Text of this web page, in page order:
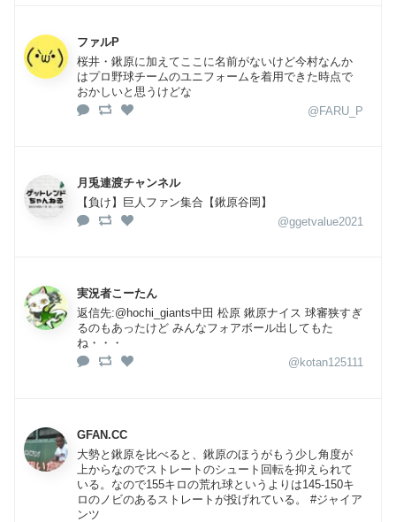
ファルP
桜井・鍬原に加えてここに名前がないけど今村なんか
はプロ野球チームのユニフォームを着用できた時点で
おかしいと思うけどな
@FARU_P
月兎連渡チャンネル
【負け】巨人ファン集合【鍬原谷岡】
@ggetvalue2021
実況者こーたん
返信先:@hochi_giants中田 松原 鍬原ナイス 球審狭すぎ
るのもあったけど みんなフォアボール出してもた
ね・・・
@kotan125111
GFAN.CC
大勢と鍬原を比べると、鍬原のほうがもう少し角度が
上からなのでストレートのシュート回転を抑えられて
いる。なので155キロの荒れ球というよりは145-150キ
ロのノビのあるストレートが投げれている。 #ジャイア
ンツ